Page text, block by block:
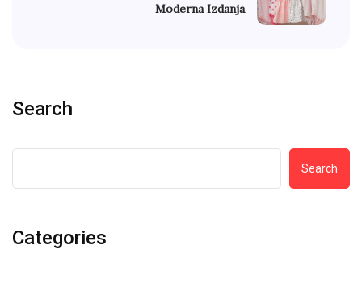
Moderna Izdanja
Search
Search
Categories